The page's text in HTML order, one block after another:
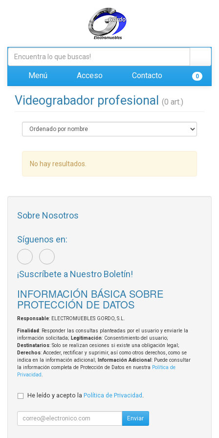
Menú Acceso Contacto 0
Videograbador profesional (0 art.)
No hay resultados.
Sobre Nosotros
Síguenos en:
¡Suscríbete a Nuestro Boletín!
INFORMACIÓN BÁSICA SOBRE
PROTECCIÓN DE DATOS
Responsable: ELECTROMUEBLES GORDO, S.L.
Finalidad: Responder las consultas planteadas por el usuario y enviarle la
información solicitada; Legitimación: Consentimiento del usuario;
Destinatarios: Solo se realizan cesiones si existe una obligación legal;
Derechos: Acceder, rectificar y suprimir, así como otros derechos, como se
indica en la información adicional;
Información Adicional : Puede consultar
la información completa de Protección de Datos en nuestra Política de
Privacidad
He leído y acepto la Política de Privacidad .
Enviar